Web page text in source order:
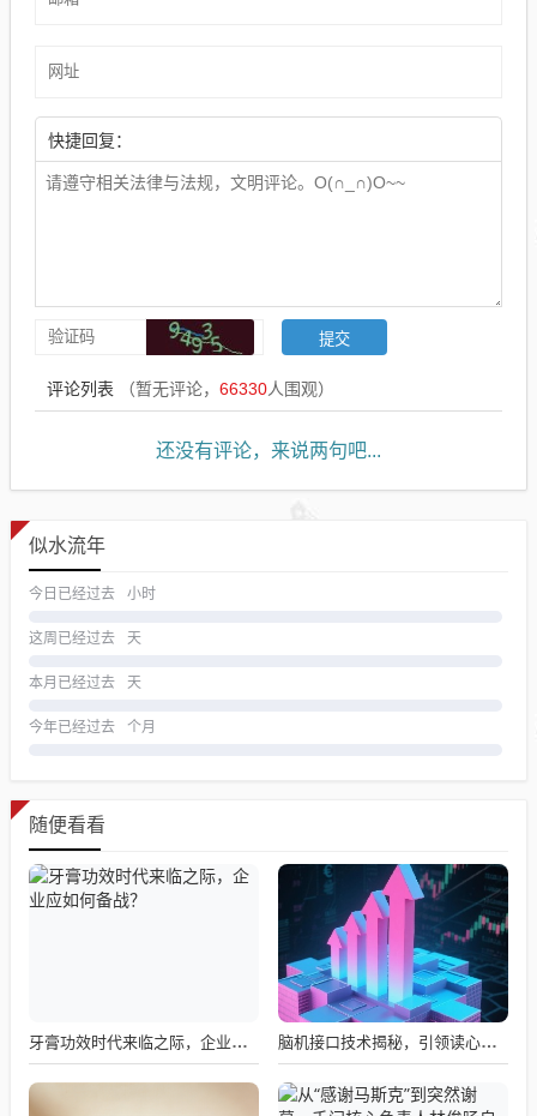
快捷回复：
评论列表 （暂无评论， 66330人围观）
还没有评论，来说两句吧...
似水流年
今日已经过去 小时
这周已经过去 天
本月已经过去 天
今年已经过去 个月
随便看看
牙膏功效时代来临之际，企业应如何备战？ 脑机接口技术揭秘，引领读心术革命的领跑者大盘点